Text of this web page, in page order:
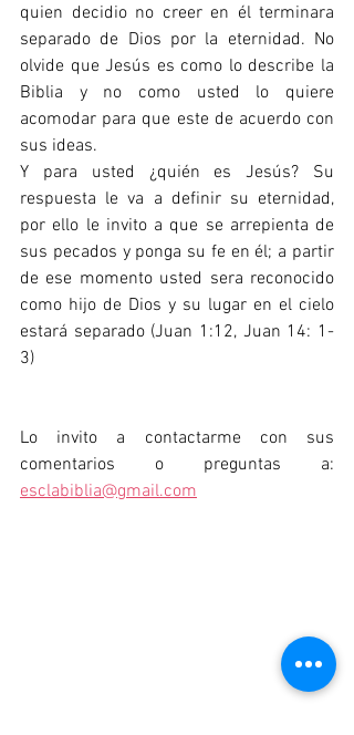
quien decidio no creer en él terminara
separado de Dios por la eternidad. No
olvide que Jesús es como lo describe la
Biblia y no como usted lo quiere
acomodar para que este de acuerdo con
sus ideas.
Y para usted ¿quién es Jesús? Su
respuesta le va a definir su eternidad,
por ello le invito a que se arrepienta de
sus pecados y ponga su fe en él; a partir
de ese momento usted sera reconocido
como hijo de Dios y su lugar en el cielo
estará separado (Juan 1:12, Juan 14: 1-
3)
Lo invito a contactarme con sus
esclabiblia@gmail.com